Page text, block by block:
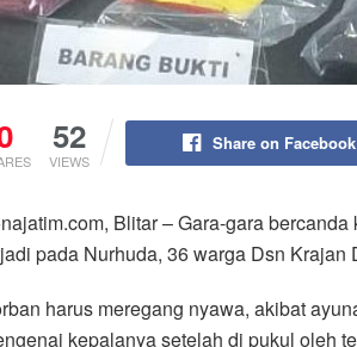
52
VIEWS
Share on Facebook
Blitar – Gara-gara
pada Nurhuda, 36 warga Dsn
harus meregang nyawa, akibat
kepalanya setelah di pukul oleh